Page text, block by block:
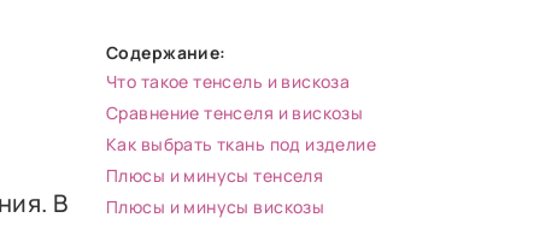
В
Содержание:
Что такое тенсель и вискоза
Сравнение тенселя и вискозы
Как выбрать ткань под изделие
Плюсы и минусы тенселя
Плюсы и минусы вискозы